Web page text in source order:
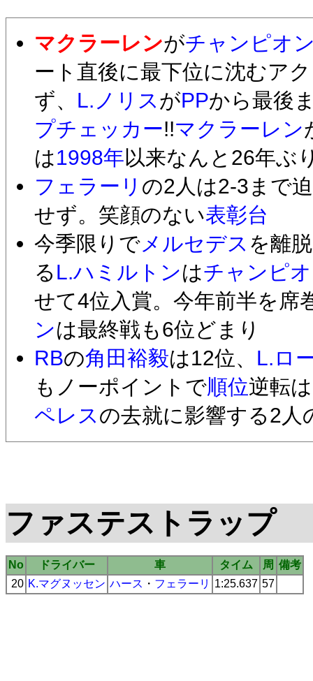
マクラーレンがチャンピオ
ート直後に最下位に沈むア
ず、 L.ノリスがPPから最後
プチェッカー!!マクラーレン
は1998年以来なんと26年ぶ
フェラーリ の2人は2-3まで
せず。笑顔のない表彰台
今季限りでメルセデス を離
る L.ハミルトンはチャンピ
せて4位入賞。今年前半を席
ンは最終戦も6位どまり
RBの角田裕毅は12位、 L.ロ
もノーポイントで順位逆転
ペレスの去就に影響する2人
ファステストラップ
No ドライバー 車 タイム 周 備考
20 K.マグヌッセン ハース ・ フェラーリ 1:25.637 57